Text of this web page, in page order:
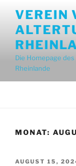
Inhalt
springen
VEREIN
Die Homepage
Rheinlande
MONAT:
AUGUST 15,